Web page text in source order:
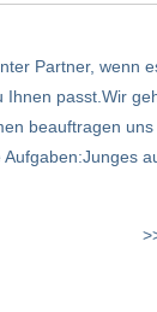
Partner, wenn
passt.Wir
beauftragen